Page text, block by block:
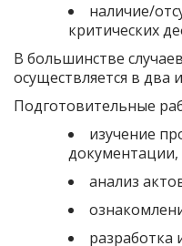
наличие/
критических
В большинстве
осуществляется в два
Подготовительные
изучение
документации,
анализ
разработка